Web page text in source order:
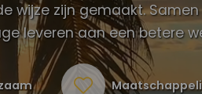
wijze zijn gemaakt.
leveren aan een betere